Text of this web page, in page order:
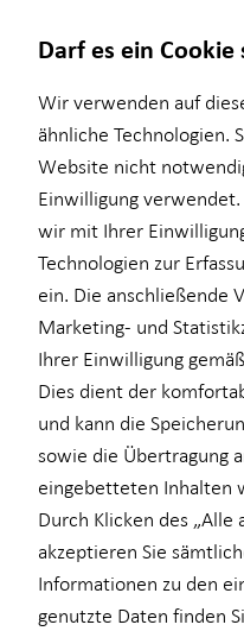
Über mich
Über HORBACH
Impressum
Hendrik Johannsen
Selbstständiger
70563 Stuttgart
Mobil: +49 (151) 70018249
E-Mail:
Verantwortlicher im
MstV
Hendrik Johannsen
Curiestraße 4
Darf es ein Cookie
Wir verwenden auf
ähnliche Technologien.
Website nicht
Einwilligung verwendet.
wir mit Ihrer
Technologien zur
ein. Die anschließende
Marketing- und
Ihrer Einwilligung
Dies dient der
und kann die
sowie die Übertragung
eingebetteten Inhalten
Durch Klicken des
akzeptieren Sie
Informationen zu den
genutzte Daten finden